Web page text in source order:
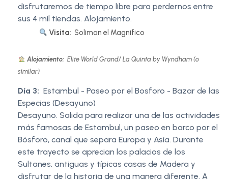
disfrutaremos de tiempo libre para perdernos entre
sus 4 mil tiendas. Alojamiento.
Visita: Soliman el Magnifico
Alojamiento: Elite World Grand/ La Quinta by Wyndham (o
similar)
Día 3: Estambul - Paseo por el Bosforo - Bazar de las
Especias (Desayuno)
Desayuno. Salida para realizar una de las actividades
más famosas de Estambul, un paseo en barco por el
Bósforo, canal que separa Europa y Asía. Durante
este trayecto se aprecian los palacios de los
Sultanes, antiguas y típicas casas de Madera y
disfrutar de la historia de una manera diferente. A